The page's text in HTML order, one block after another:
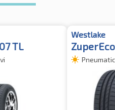
TL
Westlake